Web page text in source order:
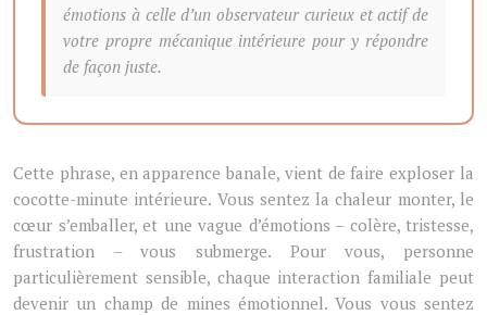
émotions à celle d’un observateur curieux et actif de
votre propre mécanique intérieure pour y répondre
de façon juste.
Cette phrase, en apparence banale, vient de faire exploser la
cocotte-minute intérieure. Vous sentez la chaleur monter, le
cœur s’emballer, et une vague d’émotions – colère, tristesse,
frustration – vous submerge. Pour vous, personne
particulièrement sensible, chaque interaction familiale peut
devenir un champ de mines émotionnel. Vous vous sentez